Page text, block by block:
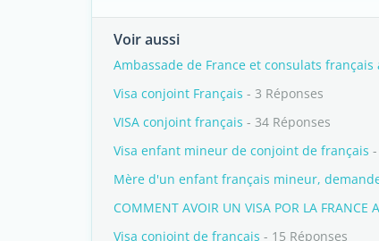
Voir aussi
Ambassade de France et consulats français
Visa conjoint Français - 3 Réponses
VISA conjoint français - 34 Réponses
Visa enfant mineur de conjoint de français
Mère d'un enfant français mineur,
COMMENT AVOIR UN VISA POR LA FRANCE
Visa conjoint de français - 15 Réponses